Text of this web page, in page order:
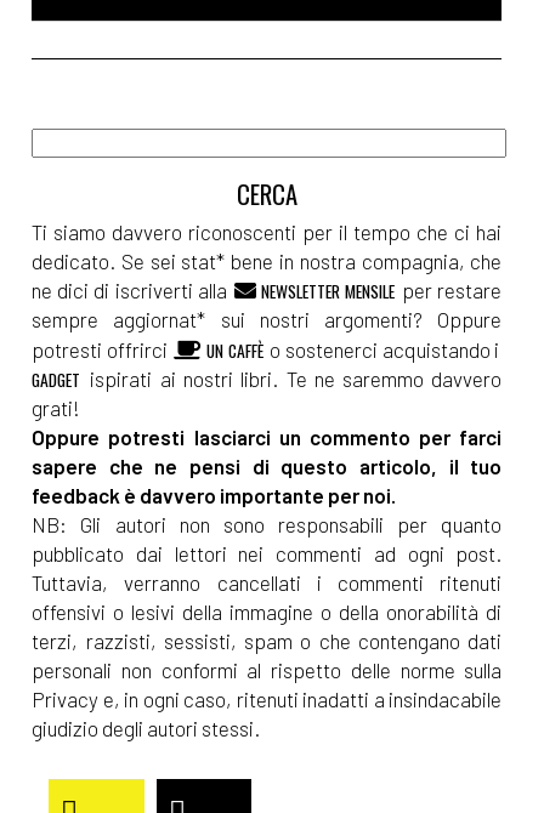
Ti siamo davvero riconoscenti per il tempo che ci hai
dedicato. Se sei stat* bene in nostra compagnia, che
ne dici di iscriverti alla
NEWSLETTER MENSILE per restare
sempre aggiornat* sui nostri argomenti? Oppure
potresti offrirci
UN CAFFÈ o sostenerci acquistando i
GADGET ispirati ai nostri libri. Te ne saremmo davvero
grati!
Oppure potresti lasciarci un commento per farci
sapere che ne pensi di questo articolo, il tuo
feedback è davvero importante per noi.
NB: Gli autori non sono responsabili per quanto
pubblicato dai lettori nei commenti ad ogni post.
Tuttavia, verranno cancellati i commenti ritenuti
offensivi o lesivi della immagine o della onorabilità di
terzi, razzisti, sessisti, spam o che contengano dati
personali non conformi al rispetto delle norme sulla
Privacy e, in ogni caso, ritenuti inadatti a insindacabile
giudizio degli autori stessi.